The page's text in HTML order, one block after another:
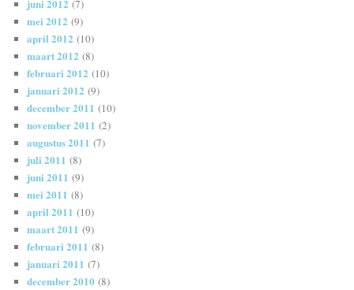
juni 2012 (7)
mei 2012 (9)
april 2012 (10)
maart 2012 (8)
februari 2012 (10)
januari 2012 (9)
december 2011 (10)
november 2011 (2)
augustus 2011 (7)
juli 2011 (8)
juni 2011 (9)
mei 2011 (8)
april 2011 (10)
maart 2011 (9)
februari 2011 (8)
januari 2011 (7)
december 2010 (8)